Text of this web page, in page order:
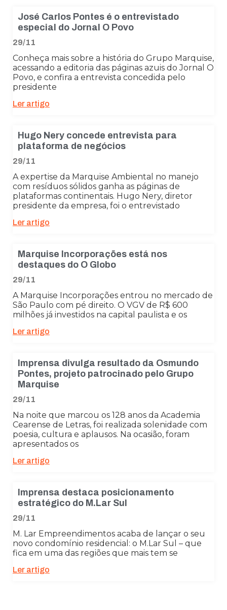
José Carlos Pontes é o entrevistado
especial do Jornal O Povo
29/11
Conheça mais sobre a história do Grupo Marquise,
acessando a editoria das páginas azuis do Jornal O
Povo, e confira a entrevista concedida pelo
presidente
Ler artigo
Hugo Nery concede entrevista para
plataforma de negócios
29/11
A expertise da Marquise Ambiental no manejo
com resíduos sólidos ganha as páginas de
plataformas continentais. Hugo Nery, diretor
presidente da empresa, foi o entrevistado
Ler artigo
Marquise Incorporações está nos
destaques do O Globo
29/11
A Marquise Incorporações entrou no mercado de
São Paulo com pé direito. O VGV de R$ 600
milhões já investidos na capital paulista e os
Ler artigo
Imprensa divulga resultado da Osmundo
Pontes, projeto patrocinado pelo Grupo
Marquise
29/11
Na noite que marcou os 128 anos da Academia
Cearense de Letras, foi realizada solenidade com
poesia, cultura e aplausos. Na ocasião, foram
apresentados os
Ler artigo
Imprensa destaca posicionamento
estratégico do M.Lar Sul
29/11
M. Lar Empreendimentos acaba de lançar o seu
novo condomínio residencial: o M.Lar Sul – que
fica em uma das regiões que mais tem se
Ler artigo
Necessário
Esses cookies
não são